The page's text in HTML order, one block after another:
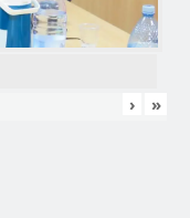
› »